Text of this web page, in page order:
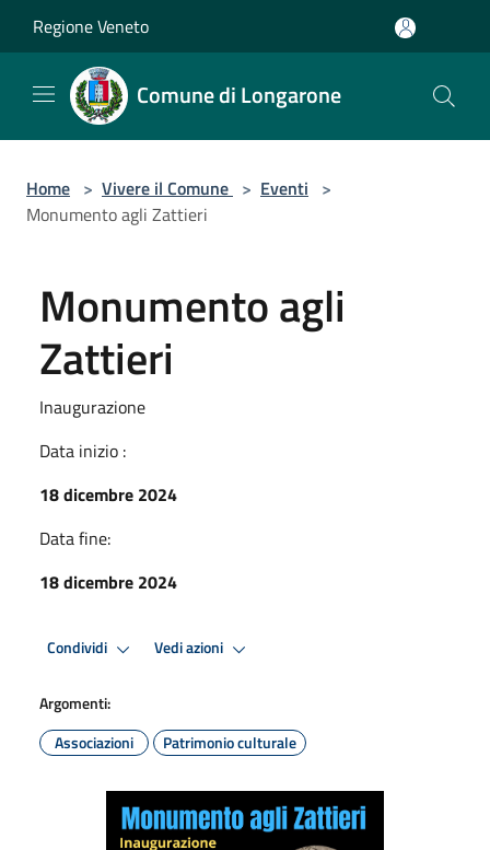
Regione Veneto
Comune di Longarone
Home > Vivere il Comune > Eventi >
Monumento agli Zattieri
Monumento agli
Zattieri
Inaugurazione
Data inizio :
18 dicembre 2024
Data fine:
18 dicembre 2024
Condividi Vedi azioni
Argomenti:
Associazioni
Patrimonio culturale